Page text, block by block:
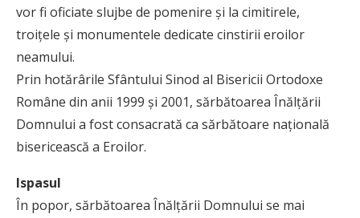
vor fi oficiate slujbe de pomenire şi la cimitirele,
troiţele şi monumentele dedicate cinstirii eroilor
neamului.
Prin hotărârile Sfântului Sinod al Bisericii Ortodoxe
Române din anii 1999 şi 2001, sărbătoarea Înălţării
Domnului a fost consacrată ca sărbătoare naţională
bisericească a Eroilor.
Ispasul
În popor, sărbătoarea Înălţării Domnului se mai